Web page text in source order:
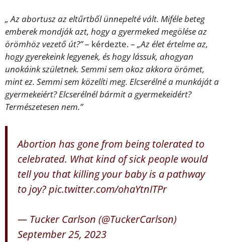
„ Az abortusz az eltűrtből ünnepelté vált. Miféle beteg
emberek mondják azt, hogy a gyermeked megölése az
örömhöz vezető út?”– kérdezte. – „Az élet értelme az,
hogy gyerekeink legyenek, és hogy lássuk, ahogyan
unokáink születnek. Semmi sem okoz akkora örömet,
mint ez. Semmi sem közelíti meg. Elcserélné a munkáját a
gyermekeiért? Elcserélnél bármit a gyermekeidért?
Természetesen nem.”
Abortion has gone from being tolerated to
celebrated. What kind of sick people would
tell you that killing your baby is a pathway
to joy?pic.twitter.com/ohaYtnITPr
— Tucker Carlson (@TuckerCarlson)
September 25, 2023